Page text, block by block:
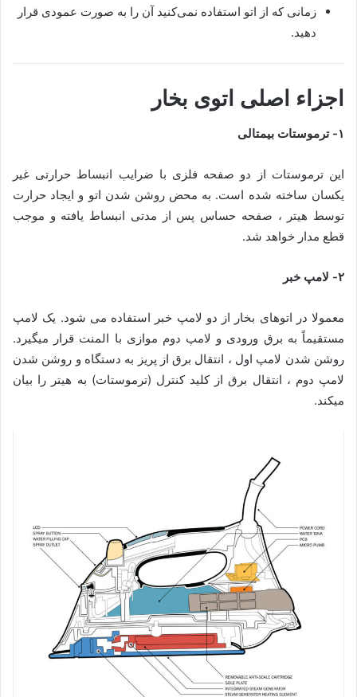
زمانی که از اتو استفاده نمی‌کنید آن را به صورت عمودی قرار
دهید.
اجزاء اصلی اتوی بخار
۱- ترموستات بیمتالی
این ترموستات از دو صفحه فلزی با ضرایب انبساط حرارتی غیر
یکسان ساخته شده است. به محض روشن شدن اتو و ایجاد حرارت
توسط هیتر ، صفحه حساس پس از مدتی انبساط یافته و موجب
قطع مدار خواهد شد.
۲- لامپ خبر
معمولا در اتوهای بخار از دو لامپ خبر استفاده می شود. یک لامپ
مستقیماً به برق ورودی و لامپ دوم موازی با المنت قرار میگیرد.
روشن شدن لامپ اول ، انتقال برق از پریز به دستگاه و روشن شدن
لامپ دوم ، انتقال برق از کلید کنترل (ترموستات) به هیتر را بیان
میکند.